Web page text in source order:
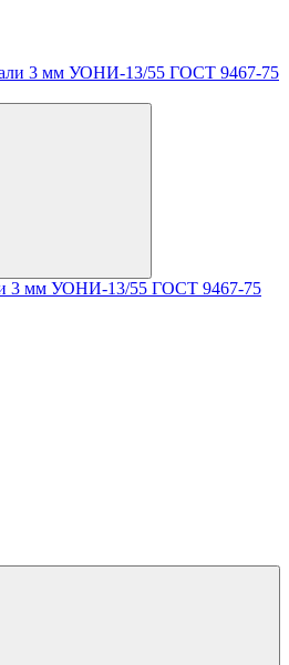
3 мм УОНИ-13/55 ГОСТ 9467-75